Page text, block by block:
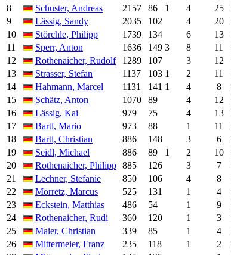
8
Schuster, Andreas 2157 86 1 4 25
9
Lässig, Sandy 2035 102 4 20
10
Störchle, Philipp 1739 134 6 13
11
Sperr, Anton 1636 149 3 8 11
12
Rothenaicher, Rudolf 1289 107 3 12
13
Strasser, Stefan 1137 103 1 2 11
14
Hahmann, Marcel 1131 141 1 4 8
15
Schätz, Anton 1070 89 4 12
16
Lässig, Kai 979 75 4 13
17
Bartl, Mario 973 88 1 11
18
Bartl, Christian 886 148 3 6
19
Seidl, Michael 886 89 1 2 10
20
Rothenaicher, Philipp 885 126 3 7
21
Lechner, Stefanie 850 106 4 8
22
Mörretz, Marcus 525 131 1 4
23
Eckstein, Matthias 486 54 1 9
24
Rothenaicher, Rudi 360 120 1 3
25
Maier, Christian 339 85 1 4
26
Mittermeier, Franz 235 118 1 2